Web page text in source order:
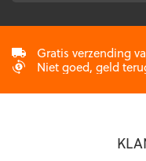
Gratis verzending
Niet goed, geld